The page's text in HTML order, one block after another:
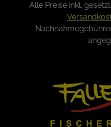
Alle Preise inkl.